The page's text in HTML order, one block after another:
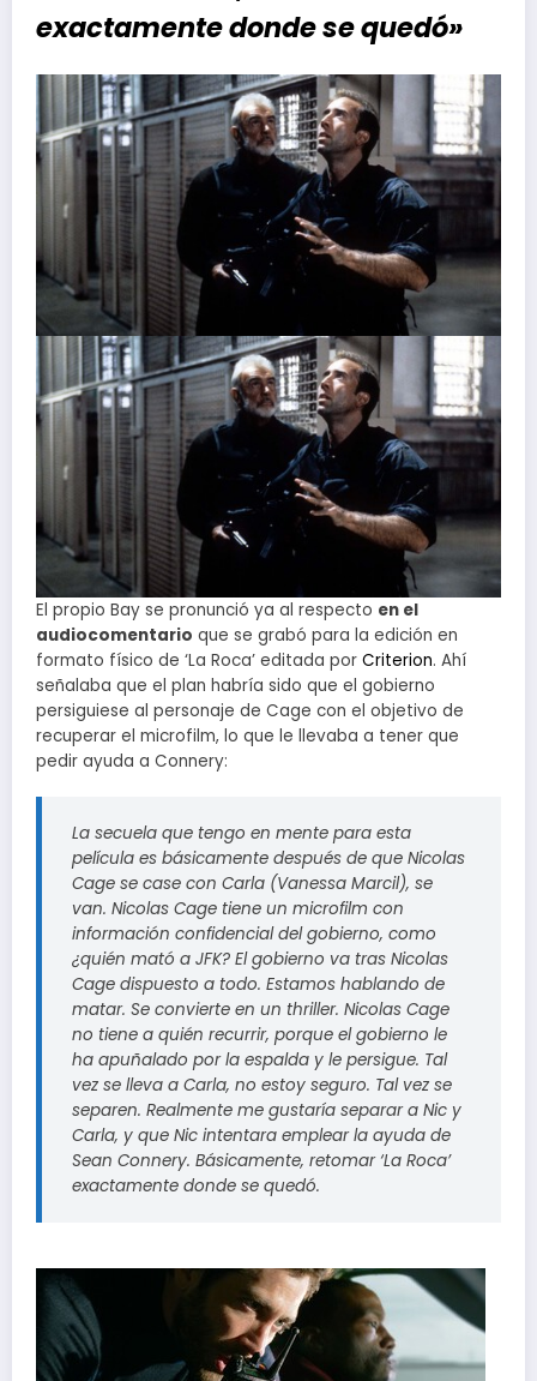
exactamente donde se quedó»
El propio Bay se pronunció ya al respecto en el
audiocomentario que se grabó para la edición en
formato físico de ‘La Roca’ editada por Criterion. Ahí
señalaba que el plan habría sido que el gobierno
persiguiese al personaje de Cage con el objetivo de
recuperar el microfilm, lo que le llevaba a tener que
pedir ayuda a Connery:
La secuela que tengo en mente para esta
película es básicamente después de que Nicolas
Cage se case con Carla (Vanessa Marcil), se
van. Nicolas Cage tiene un microfilm con
información confidencial del gobierno, como
¿quién mató a JFK? El gobierno va tras Nicolas
Cage dispuesto a todo. Estamos hablando de
matar. Se convierte en un thriller. Nicolas Cage
no tiene a quién recurrir, porque el gobierno le
ha apuñalado por la espalda y le persigue. Tal
vez se lleva a Carla, no estoy seguro. Tal vez se
separen. Realmente me gustaría separar a Nic y
Carla, y que Nic intentara emplear la ayuda de
Sean Connery. Básicamente, retomar ‘La Roca’
exactamente donde se quedó.